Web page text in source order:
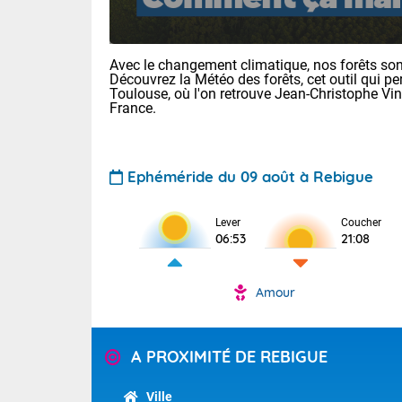
TENDANCE
Pour la
Les
Tendance
Avec le changement climatique, nos forêts
Découvrez la Météo des forêts, cet outil qui
Toulouse, où l'on retrouve Jean-Christophe
France.
Ephéméride du 09 août à Rebigue
Lever
06:53
Coucher
21:08
Amour
A PROXIMITÉ DE REBIGUE
Ville
Voici les
: 20/27 Paris
Limoges :
Lille : 24/34
Garonne